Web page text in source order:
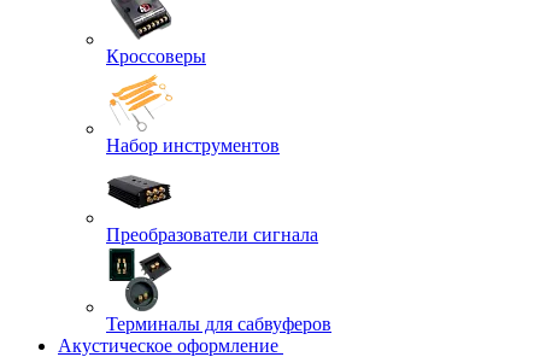
Кроссоверы
Набор инструментов
Преобразователи сигнала
Терминалы для сабвуферов
Акустическое оформление